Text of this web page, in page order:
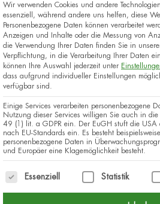
Wir verwenden Cookies und andere
essenziell, während andere uns helfen, diese
Personenbezogene Daten können verarbeitet
Anzeigen und Inhalte oder die Messung von
die Verwendung Ihrer Daten finden Sie in
Verpflichtung, in die Verarbeitung Ihrer Daten
können Ihre Auswahl jederzeit unter
dass aufgrund individueller Einstellungen
verfügbar sind.
Einige Services verarbeiten
Nutzung dieser Services willigen Sie auch in
49 (1) lit. a GDPR ein. Der EuGH stuft die USA
nach EU-Standards ein. Es besteht
personenbezogene Daten in
und Europäer eine Klagemöglichkeit besteht.
Es folgt eine Liste der Service-
Essenziell Statistik